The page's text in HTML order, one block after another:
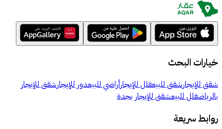
خيارات البحث
شقق للإيجارشقق للبيعفلل للإيجارأراضي للبيعدور للإيجارشقق للإيجار
بالرياضفلل للبيعشقق للإيجار بجدة
روابط سريعة